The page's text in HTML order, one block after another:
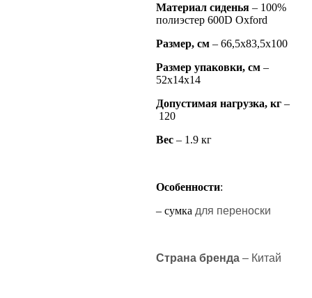
Материал сиденья – 100%
полиэстер 600D Oxford
Размер, см – 66,5х83,5х100
Размер упаковки, см –
52х14х14
Допустимая нагрузка, кг –
120
Вес – 1.9 кг
Особенности:
– сумка для переноски
Страна бренда – Китай